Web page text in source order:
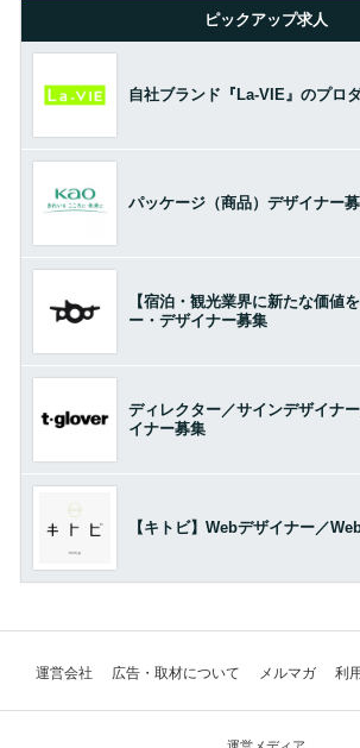
ピックアップ求人
自社ブランド『La-VIE』のプロ
パッケージ（商品）デザイナー
【宿泊・観光業界に新たな価値
ー・デザイナー募集
ディレクター／サインデザイナ
イナー募集
【キトビ】Webデザイナー／
運営会社 広告・取材について メルマガ 利